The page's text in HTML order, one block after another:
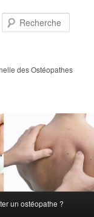
des Ostéopathes
un ostéopathe ?